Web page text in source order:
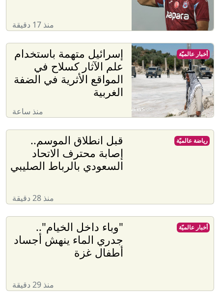
منذ 17 دقيقة
إسرائيل متهمة باستخدام
علم الآثار كسلاح في
المواقع الأثرية في الضفة
الغربية
منذ ساعة
أخبار عالميّة
قبل انطلاق الموسم..
إصابة محترف الاتحاد
السعودي بالرباط الصليبي
منذ 28 دقيقة
رياضة عالميّة
"وباء داخل الخيام"..
جدري الماء ينهش أجساد
أطفال غزة
منذ 29 دقيقة
أخبار عالميّة